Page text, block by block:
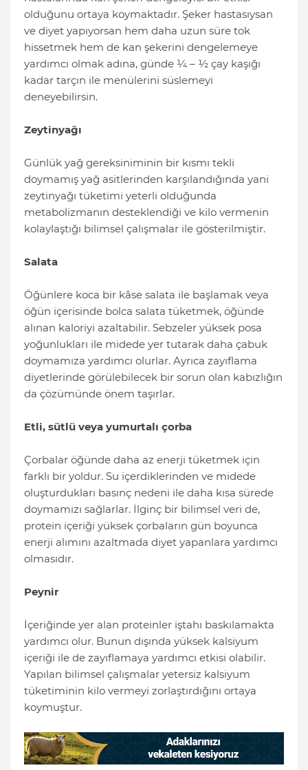
olduğunu ortaya koymaktadır. Şeker hastasıysan
ve diyet yapıyorsan hem daha uzun süre tok
hissetmek hem de kan şekerini dengelemeye
yardımcı olmak adına, günde ¼ – ½ çay kaşığı
kadar tarçın ile menülerini süslemeyi
deneyebilirsin.
Zeytinyağı
Günlük yağ gereksiniminin bir kısmı tekli
doymamış yağ asitlerinden karşılandığında yani
zeytinyağı tüketimi yeterli olduğunda
metabolizmanın desteklendiği ve kilo vermenin
kolaylaştığı bilimsel çalışmalar ile gösterilmiştir.
Salata
Öğünlere koca bir kâse salata ile başlamak veya
öğün içerisinde bolca salata tüketmek, öğünde
alınan kaloriyi azaltabilir. Sebzeler yüksek posa
yoğunlukları ile midede yer tutarak daha çabuk
doymamıza yardımcı olurlar. Ayrıca zayıflama
diyetlerinde görülebilecek bir sorun olan kabızlığın
da çözümünde önem taşırlar.
Etli, sütlü veya yumurtalı çorba
Çorbalar öğünde daha az enerji tüketmek için
farklı bir yoldur. Su içerdiklerinden ve midede
oluşturdukları basınç nedeni ile daha kısa sürede
doymamızı sağlarlar. İlginç bir bilimsel veri de,
protein içeriği yüksek çorbaların gün boyunca
enerji alımını azaltmada diyet yapanlara yardımcı
olmasıdır.
Peynir
İçeriğinde yer alan proteinler iştahı baskılamakta
yardımcı olur. Bunun dışında yüksek kalsiyum
içeriği ile de zayıflamaya yardımcı etkisi olabilir.
Yapılan bilimsel çalışmalar yetersiz kalsiyum
tüketiminin kilo vermeyi zorlaştırdığını ortaya
koymuştur.